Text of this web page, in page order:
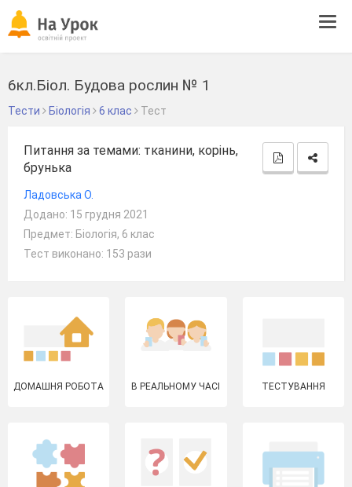
6кл.Біол. Будова рослин № 1
Тести Біологія 6 клас Тест
Питання за темами: тканини, корінь,
брунька
Ладовська О.
Додано: 15 грудня 2021
Предмет: Біологія, 6 клас
Тест виконано: 153 рази
ДОМАШНЯ РОБОТА В РЕАЛЬНОМУ ЧАСІ ТЕСТУВАННЯ